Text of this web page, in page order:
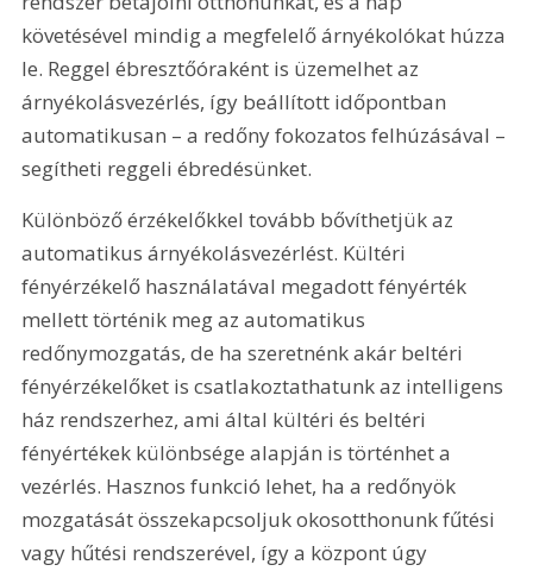
követésével mindig a megfelelő árnyékolókat húzza
le. Reggel ébresztőóraként is üzemelhet az
árnyékolásvezérlés, így beállított időpontban
automatikusan – a redőny fokozatos felhúzásával –
segítheti reggeli ébredésünket.
Különböző érzékelőkkel tovább bővíthetjük az
automatikus árnyékolásvezérlést. Kültéri
fényérzékelő használatával megadott fényérték
mellett történik meg az automatikus
redőnymozgatás, de ha szeretnénk akár beltéri
fényérzékelőket is csatlakoztathatunk az intelligens
ház rendszerhez, ami által kültéri és beltéri
fényértékek különbsége alapján is történhet a
vezérlés. Hasznos funkció lehet, ha a redőnyök
mozgatását összekapcsoljuk okosotthonunk fűtési
vagy hűtési rendszerével, így a központ úgy